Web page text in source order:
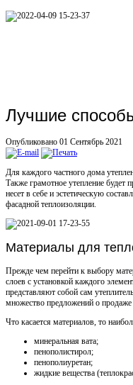
Лучшие
Опубликовано 01 Сентябрь 2021
Для каждого частного дома
Также грамотное утепление будет
несет в себе и эстетическую
фасадной теплоизоляции.
Материалы для
Прежде чем перейти к выбору
слоев с установкой каждого
представляют собой сам
множество предложений о продаже
Что касается материалов, то
минеральная вата;
пенополистирол;
пенополиуретан;
жидкие вещества